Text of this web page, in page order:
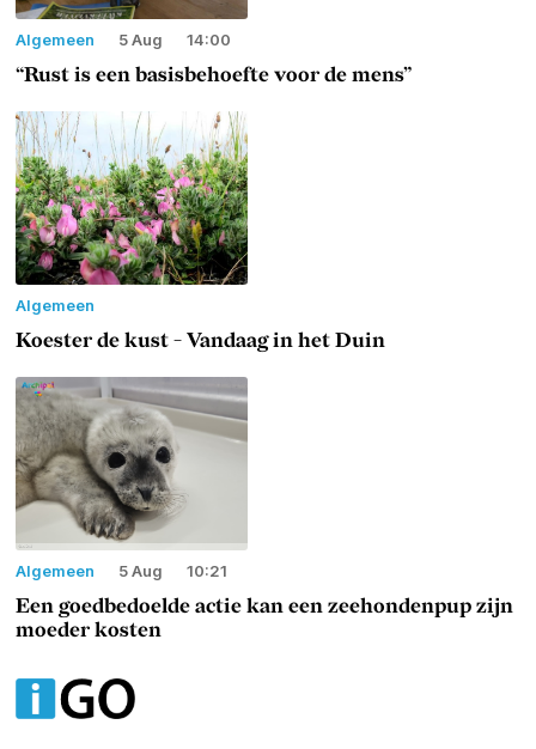
Algemeen 5 Aug 14:00
“Rust is een basisbehoefte voor de mens”
Algemeen
Koester de kust - Vandaag in het Duin
Algemeen 5 Aug 10:21
Een goedbedoelde actie kan een zeehondenpup zijn
moeder kosten